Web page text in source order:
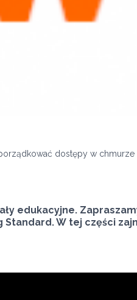
dostępy w chmurze
edukacyjne.
W tej części